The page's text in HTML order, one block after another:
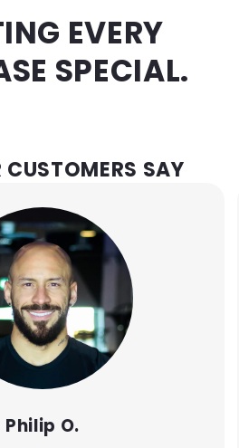
EVERY
SPECIAL.
SAY
Philip O.